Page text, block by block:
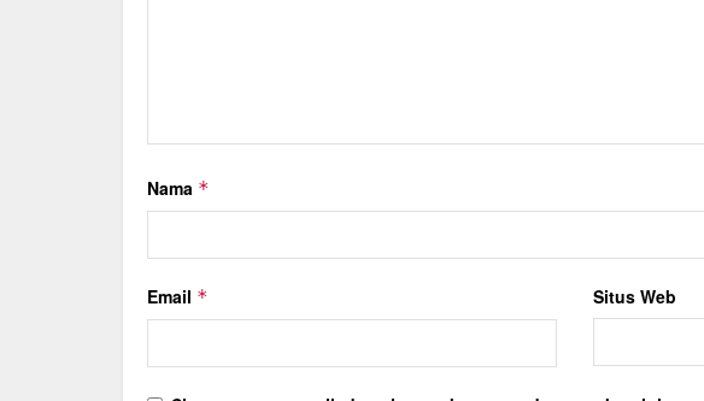
Nama *
Email * Situs Web